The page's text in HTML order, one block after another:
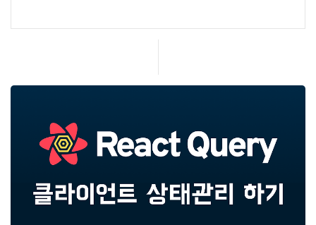
던 내용을 다룬다. 서버에 부담 주지 않기 react-query
App() { const { data: posts1 } = useQuery(['post
y(['posts'], fetchPosts); const { data: posts3 } = u
se..